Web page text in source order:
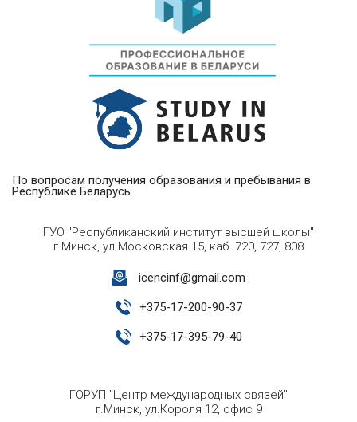
По вопросам получения образования и пребывания в
Республике Беларусь
ГУО "Республиканский институт высшей школы"
г.Минск, ул.Московская 15, каб. 720, 727, 808
icencinf@gmail.com
+375-17-200-90-37
+375-17-395-79-40
ГОРУП "Центр международных связей"
г.Минск, ул.Короля 12, офис 9